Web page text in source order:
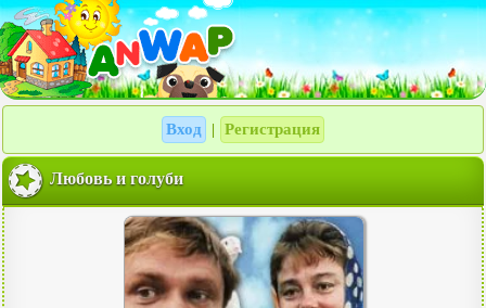
Вход Регистрация
Любовь и голуби